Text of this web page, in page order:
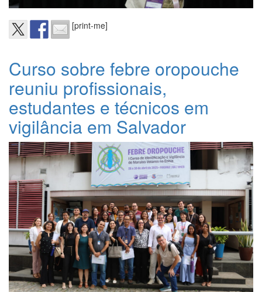
[print-me]
Curso sobre febre oropouche
reuniu profissionais,
estudantes e técnicos em
vigilância em Salvador